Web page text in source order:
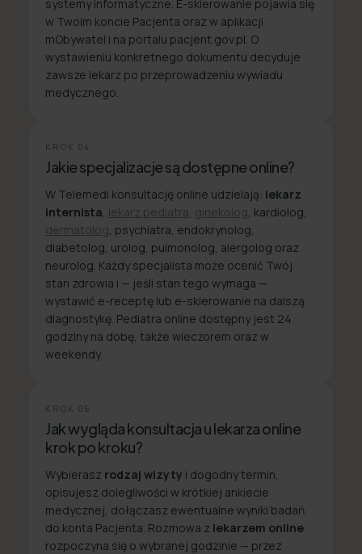
systemy informatyczne. E-skierowanie pojawia się
w Twoim koncie Pacjenta oraz w aplikacji
mObywatel i na portalu pacjent.gov.pl. O
wystawieniu konkretnego dokumentu decyduje
zawsze lekarz po przeprowadzeniu wywiadu
medycznego.
KROK 04
Jakie specjalizacje są dostępne online?
W Telemedi konsultację online udzielają: lekarz
internista lekarz pediatra ginekolog , kardiolog,
dermatolog , psychiatra, endokrynolog,
diabetolog, urolog, pulmonolog, alergolog oraz
neurolog. Każdy specjalista może ocenić Twój
stan zdrowia i — jeśli stan tego wymaga —
wystawić e-receptę lub e-skierowanie na dalszą
diagnostykę. Pediatra online dostępny jest 24
godziny na dobę, także wieczorem oraz w
weekendy.
KROK 05
Jak wygląda konsultacja u lekarza online
krok po kroku?
Wybierasz rodzaj wizyty i dogodny termin,
opisujesz dolegliwości w krótkiej ankiecie
medycznej, dołączasz ewentualne wyniki badań
do konta Pacjenta. Rozmowa z lekarzem online
rozpoczyna się o wybranej godzinie — przez